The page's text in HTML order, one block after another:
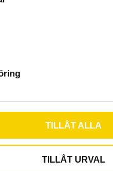
TILLÅT ALLA
TILLÅT URVAL
NYHETSBREV
PRENUMERERA